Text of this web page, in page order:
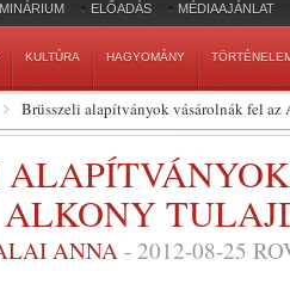
ELŐADÁS MÉDIAAJÁNLAT
KULTÚRA HAGYOMÁNY
Brüsszeli alapítványok vásárolnák fel
ANNA - 2012-08-25